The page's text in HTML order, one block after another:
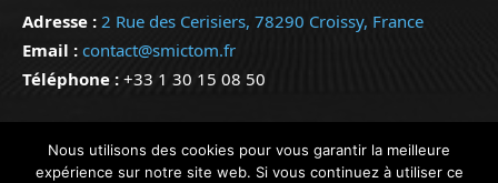
Adresse : 2 Rue des Cerisiers, 78290 Croissy, France
Email : contact@smictom.fr
Téléphone : +33 1 30 15 08 50
@ Copyright 2024 - Tous droits réservés - @SMICTOM
Nous utilisons des cookies pour vous garantir la meilleure
expérience sur notre site web. Si vous continuez à utiliser ce